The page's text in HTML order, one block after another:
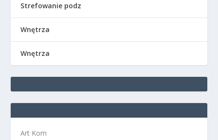
Strefowanie podz
Wnętrza
Wnętrza
Art Kom